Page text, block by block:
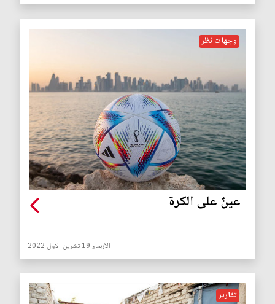
وجهات نظر
عينٌ على الكرة
الأربعاء 19 تشرين الاول 2022
تقارير